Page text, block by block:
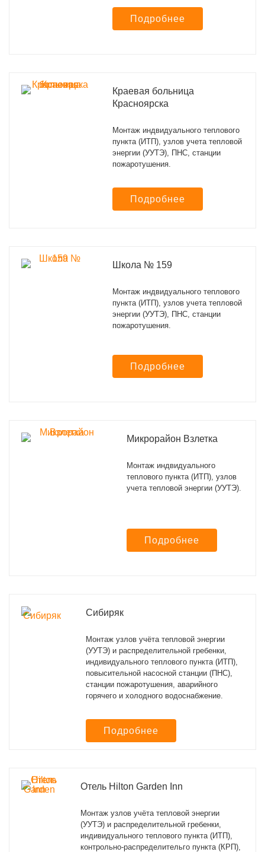
Подробнее
Краевая больница
Красноярска
Монтаж индвидуального теплового
пункта (ИТП), узлов учета тепловой
энергии (УУТЭ), ПНС, станции
пожаротушения.
Подробнее
Школа № 159
Монтаж индвидуального теплового
пункта (ИТП), узлов учета тепловой
энергии (УУТЭ), ПНС, станции
пожаротушения.
Подробнее
Микрорайон Взлетка
Монтаж индвидуального
теплового пункта (ИТП), узлов
учета тепловой энергии (УУТЭ).
Подробнее
Сибиряк
Монтаж узлов учёта тепловой энергии
(УУТЭ) и распределительной гребенки,
индивидуального теплового пункта (ИТП),
повысительной насосной станции (ПНС),
станции пожаротушения, аварийного
горячего и холодного водоснабжение.
Подробнее
Отель Hilton Garden Inn
Монтаж узлов учёта тепловой энергии
(УУТЭ) и распределительной гребенки,
индивидуального теплового пункта (ИТП),
контрольно-распределительго пункта (КРП),